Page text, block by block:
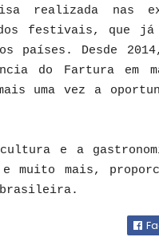
realizada nas
festivais, que já
países. Desde
do Fartura em
uma vez a
e a
muito mais,